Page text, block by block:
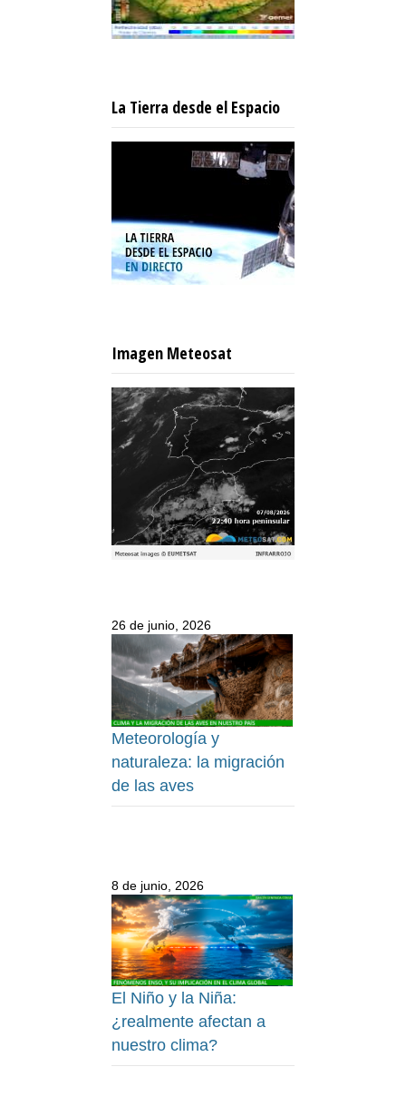
La Tierra desde el Espacio
Imagen Meteosat
26 de junio, 2026
Meteorología y
naturaleza: la migración
de las aves
8 de junio, 2026
El Niño y la Niña:
¿realmente afectan a
nuestro clima?